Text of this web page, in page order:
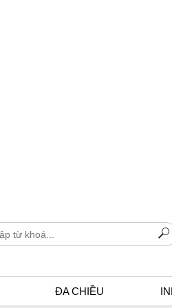
ĐA CHIỀU